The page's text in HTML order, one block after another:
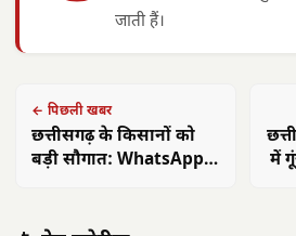
जाती हैं।
← पिछली खबर
छत्तीसगढ़ के किसानों को
बड़ी सौगात: WhatsApp
में